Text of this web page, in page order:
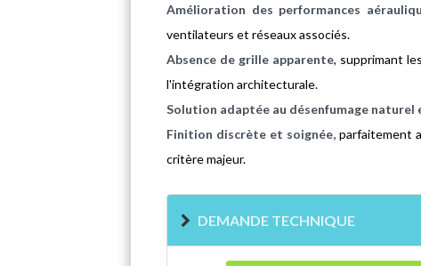
Amélioration des performances
ventilateurs et réseaux associés.
Absence de grille apparente, supprimant
l'intégration architecturale.
Solution adaptée au désenfumage naturel
Finition discrète et soignée, parfaitement
critère majeur.
DEMANDE TECHNIQUE